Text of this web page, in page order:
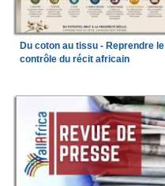
Du coton au tissu - Reprendre le
contrôle du récit africain